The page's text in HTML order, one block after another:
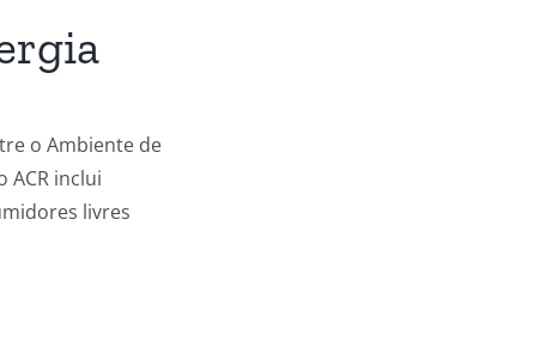
o Ambiente de
ACR inclui
livres